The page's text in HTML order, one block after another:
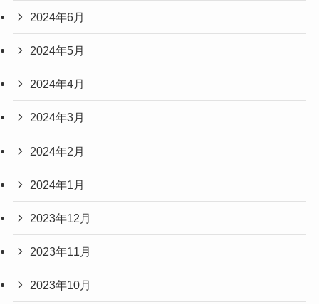
2024年6月
2024年5月
2024年4月
2024年3月
2024年2月
2024年1月
2023年12月
2023年11月
2023年10月